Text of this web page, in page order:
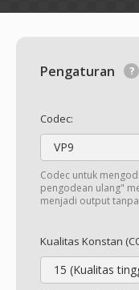
Pengaturan
Codec:
VP9
Codec untuk
pengodean ulang"
menjadi output
Kualitas Konstan
15 (Kualitas